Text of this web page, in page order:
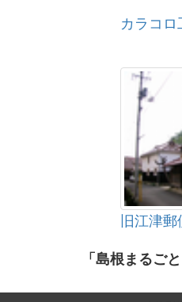
カラコ
旧江津郵
「島根まるご